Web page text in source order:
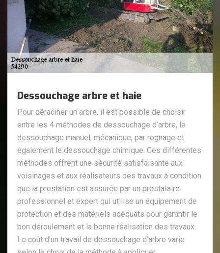
Dessouchage arbre et haie
Pour déraciner un arbre, il est possible de choisir
entre les 4 méthodes de dessouchage d’arbre, le
dessouchage manuel, mécanique, par rognage et
également le dessouchage chimique. Ces différentes
méthodes offrent une sécurité satisfaisante aux
voisinages et aux réalisateurs des travaux à condition
que la prestation est assurée par un prestataire
professionnel et expert qui utilise un équipement de
protection et des matériels adéquats pour garantir le
bon déroulement et la bonne réalisation des travaux.
Le coût d’un travail de dessouchage d’arbre varie